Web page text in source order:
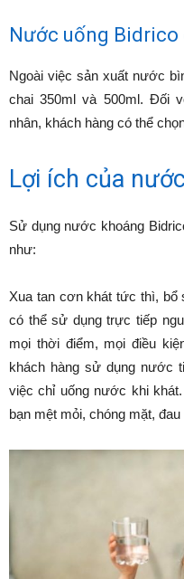
Nước uống Bidrico
Ngoài việc sản xuất nước
chai 350ml và 500ml. Đối
nhân, khách hàng có thể
Lợi ích của
Sử dụng nước khoáng
như:
Xua tan cơn khát tức thì,
có thể sử dụng trực tiếp
mọi thời điểm, mọi điều
khách hàng sử dụng nước
việc chỉ uống nước khi
bạn mệt mỏi, chóng mặt,